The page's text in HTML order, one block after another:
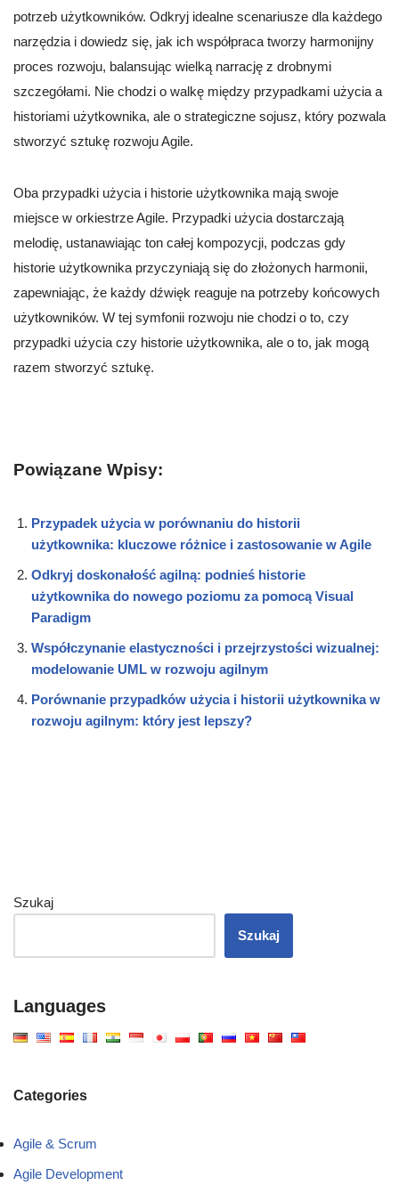
potrzeb użytkowników. Odkryj idealne scenariusze dla każdego
narzędzia i dowiedz się, jak ich współpraca tworzy harmonijny
proces rozwoju, balansując wielką narrację z drobnymi
szczegółami. Nie chodzi o walkę między przypadkami użycia a
historiami użytkownika, ale o strategiczne sojusz, który pozwala
stworzyć sztukę rozwoju Agile.
Oba przypadki użycia i historie użytkownika mają swoje
miejsce w orkiestrze Agile. Przypadki użycia dostarczają
melodię, ustanawiając ton całej kompozycji, podczas gdy
historie użytkownika przyczyniają się do złożonych harmonii,
zapewniając, że każdy dźwięk reaguje na potrzeby końcowych
użytkowników. W tej symfonii rozwoju nie chodzi o to, czy
przypadki użycia czy historie użytkownika, ale o to, jak mogą
razem stworzyć sztukę.
Powiązane Wpisy:
Przypadek użycia w porównaniu do historii
użytkownika: kluczowe różnice i zastosowanie w Agile
Odkryj doskonałość agilną: podnieś historie
użytkownika do nowego poziomu za pomocą Visual
Paradigm
Współczynanie elastyczności i przejrzystości wizualnej:
modelowanie UML w rozwoju agilnym
Porównanie przypadków użycia i historii użytkownika w
rozwoju agilnym: który jest lepszy?
Szukaj
Szukaj
Languages
Categories
Agile & Scrum
Agile Development